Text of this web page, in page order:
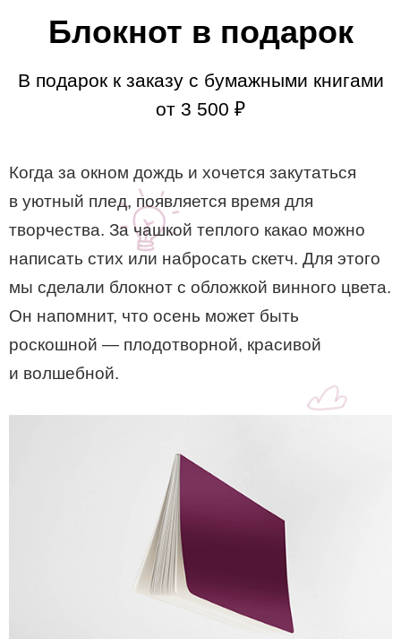
Блокнот в подарок
В подарок к заказу с бумажными книгами
от 3 500 ₽
Когда за окном дождь и хочется закутаться
в уютный плед, появляется время для
творчества. За чашкой теплого какао можно
написать стих или набросать скетч. Для этого
мы сделали блокнот с обложкой винного цвета.
Он напомнит, что осень может быть
роскошной — плодотворной, красивой
и волшебной.